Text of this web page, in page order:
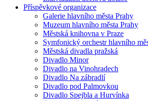
Příspěvkové organizace
Galerie hlavního města Prahy
Muzeum hlavního města Prahy
Městská knihovna v Praze
Symfonický orchestr hlavního
Městská divadla pražská
Divadlo Minor
Divadlo na Vinohradech
Divadlo Na zábradlí
Divadlo pod Palmovkou
Divadlo Spejbla a Hurvínka